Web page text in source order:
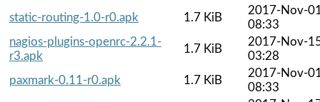
static-routing-1.0-r0.apk
1.7 KiB
2017-Nov-
08:33
nagios-plugins-openrc-2.2.1-
r3.apk
1.7 KiB
2017-Nov-
03:28
paxmark-0.11-r0.apk
1.7 KiB
2017-Nov-
08:33